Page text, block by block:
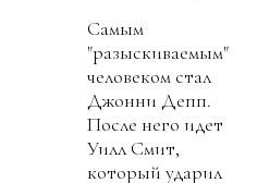
Самым
"разыскиваемым"
человеком стал
Джонни Депп.
После него идет
Уилл Смит,
который ударил